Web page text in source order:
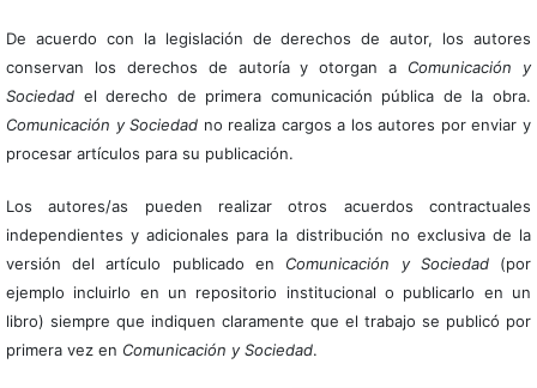
De acuerdo con la legislación de derechos de autor, los autores
conservan los derechos de autoría y otorgan a Comunicación y
Sociedadel derecho de primera comunicación pública de la obra.
Comunicación y Sociedad no realiza cargos a los autores por enviar y
procesar artículos para su publicación.
Los autores/as pueden realizar otros acuerdos contractuales
independientes y adicionales para la distribución no exclusiva de la
versión del artículo publicado en Comunicación y Sociedad(por
ejemplo incluirlo en un repositorio institucional o publicarlo en un
libro) siempre que indiquen claramente que el trabajo se publicó por
primera vez en Comunicación y Sociedad.